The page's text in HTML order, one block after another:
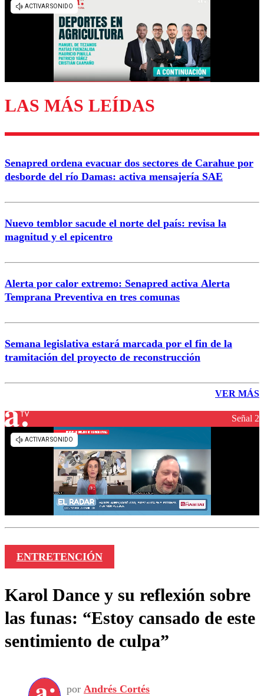
Enviar comentario
LAS MÁS LEÍDAS
Senapred ordena evacuar dos sectores de Carahue por
desborde del río Damas: activa mensajería SAE
Nuevo temblor sacude el norte del país: revisa la
magnitud y el epicentro
Alerta por calor extremo: Senapred activa Alerta
Temprana Preventiva en tres comunas
Semana legislativa estará marcada por el fin de la
tramitación del proyecto de reconstrucción
VER MÁS
Señal 2
ENTRETENCIÓN
Karol Dance y su reflexión sobre
las funas: “Estoy cansado de este
sentimiento de culpa”
por Andrés Cortés